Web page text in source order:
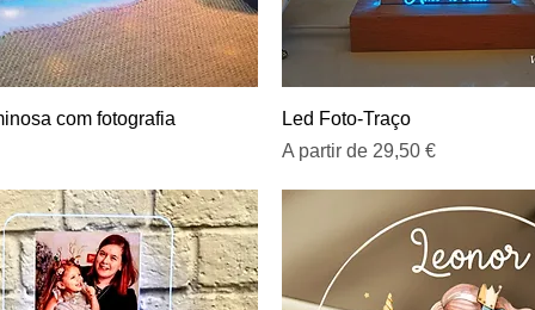
Visualização rápida
com fotografia
Visualização rápida
Led Foto-Traço
A partir de 29,50 €
Preço promocional